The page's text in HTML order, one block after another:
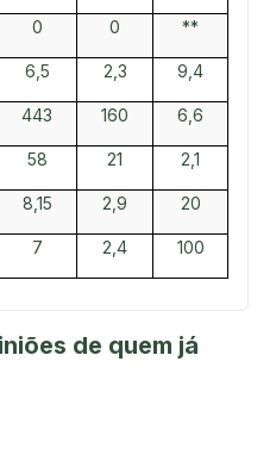
0 0 **
6,5 2,3 9,4
443 160 6,6
58 21 2,1
8,15 2,9 20
7 2,4 100
de quem já